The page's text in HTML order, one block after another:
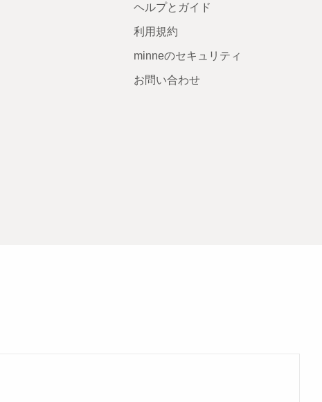
ヘルプとガイド
利用規約
minneのセキュリティ
お問い合わせ